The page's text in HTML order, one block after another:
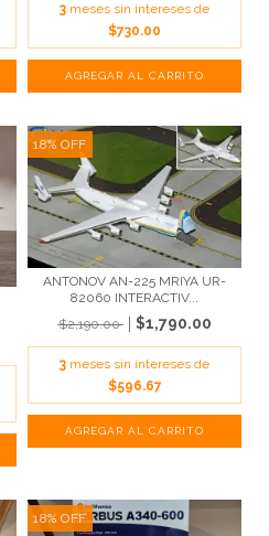
3 meses sin intereses de
$730.00
18% OFF
ANTONOV AN-225 MRIYA UR-
82060 INTERACTIV...
$2,190.00
$1,790.00
3 meses sin intereses de
$596.67
18% OFF